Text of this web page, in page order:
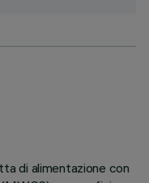
di alimentazione con